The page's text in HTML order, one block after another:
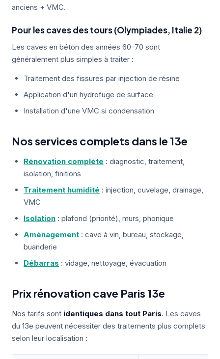
anciens + VMC.
Pour les caves des tours (Olympiades, Italie 2)
Les caves en béton des années 60-70 sont
généralement plus simples à traiter :
Traitement des fissures par injection de résine
Application d'un hydrofuge de surface
Installation d'une VMC si condensation
Nos services complets dans le 13e
Rénovation complète : diagnostic, traitement,
isolation, finitions
Traitement humidité : injection, cuvelage, drainage,
VMC
Isolation : plafond (priorité), murs, phonique
Aménagement : cave à vin, bureau, stockage,
buanderie
Débarras : vidage, nettoyage, évacuation
Prix rénovation cave Paris 13e
Nos tarifs sont identiques dans tout Paris. Les caves
du 13e peuvent nécessiter des traitements plus complets
selon leur localisation :